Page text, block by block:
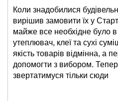
Коли знадобилися
вирішив замовити їх у
майже все необхідне було в
утеплювач, клеї та сухі
якість товарів відмінна, а
допомогти з вибором.
звертатимуся тільки сюди